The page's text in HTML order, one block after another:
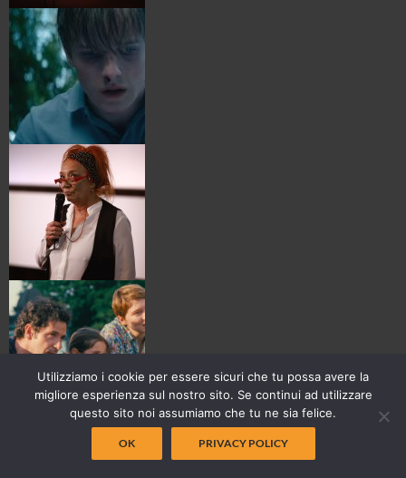
Utilizziamo i cookie per essere sicuri che tu possa avere la
migliore esperienza sul nostro sito. Se continui ad utilizzare
questo sito noi assumiamo che tu ne sia felice.
OK PRIVACY POLICY